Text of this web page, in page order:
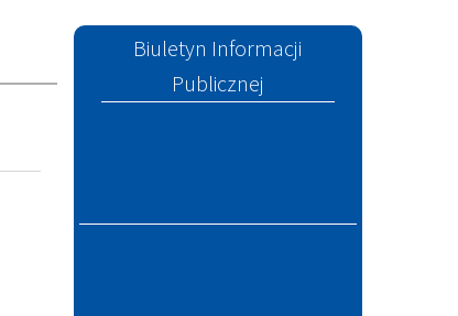
Biuletyn Informacji
Publicznej